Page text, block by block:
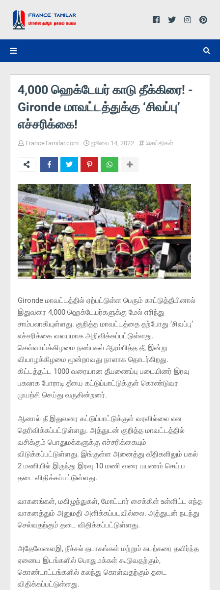
4,000 ஹெக்டேயர் காடு தீக்கிரை! -
Gironde மாவட்டத்துக்கு ‘சிவப்பு’
எச்சரிக்கை!
FranceTamilar.com ஜூலை 14, 2022 செய்திகள்
Gironde மாவட்டத்தில் ஏற்பட்டுள்ள பெரும் காட்டுத்தீயினால்
இதுவரை 4,000 ஹெக்டேயர்களுக்கு மேல் எரிந்து
சாம்பலாகியுள்ளது. குறித்த மாவட்டத்தை தற்போது ‘சிவப்பு’
எச்சரிக்கை வலயமாக அறிவிக்கப்பட்டுள்ளது.
செவ்வாய்க்கிழமை நண்பகல் ஆரம்பித்த தீ, இன்று
வியாழக்கிழமை மூன்றாவது நாளாக தொடர்கிறது.
கிட்டத்தட்ட 1000 வரையான தீயணைப்பு படையினர் இரவு
பகலாக போராடி தீயை கட்டுப்பாட்டுக்குள் கொண்டுவர
முயற்சி செய்து வருகின்றனர்.
ஆனால் தீ இதுவரை கட்டுப்பாட்டுக்குள் வரவில்லை என
தெரிவிக்கப்பட்டுள்ளது. அத்துடன் குறித்த மாவட்டத்தில்
வசிக்கும் பொதுமக்களுக்கு எச்சரிக்கையும்
விடுக்கப்பட்டுள்ளது. இங்குள்ள அனைத்து வீதிகளிலும் பகல்
2 மணியில் இருந்து இரவு 10 மணி வரை பயணம் செய்ய
தடை விதிக்கப்பட்டுள்ளது.
வாகனங்கள், மகிழுந்துகள், மோட்டார் சைக்கிள் உள்ளிட்ட எந்த
வாகனத்தும் அனுமதி அளிக்கப்படவில்லை. அத்துடன் நடந்து
செல்வதற்கும் தடை விதிக்கப்பட்டுள்ளது.
அதேவேளைஇ, நீச்சல் தடாகங்கள் மற்றும் கடற்கரை தவிர்ந்த
ஏனைய இடங்களில் பொதுமக்கள் கூடுவதற்கும்,
கொண்டாட்டங்களில் கலந்து கொள்வதற்கும் தடை
விதிக்கப்பட்டுள்ளது.